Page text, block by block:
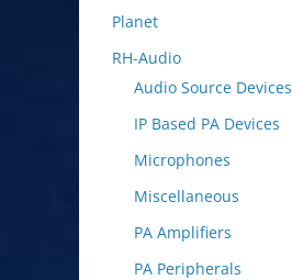
Planet
RH-Audio
Audio Source Devices
IP Based PA Devices
Microphones
Miscellaneous
PA Amplifiers
PA Peripherals